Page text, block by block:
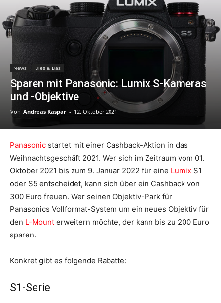
News Dies & Das
Sparen mit Panasonic: Lumix S-Kameras
und -Objektive
Von Andreas Kaspar - 12. Oktober 2021
Panasonic startet mit einer Cashback-Aktion in das
Weihnachtsgeschäft 2021. Wer sich im Zeitraum vom 01.
Oktober 2021 bis zum 9. Januar 2022 für eine Lumix S1
oder S5 entscheidet, kann sich über ein Cashback von
300 Euro freuen. Wer seinen Objektiv-Park für
Panasonics Vollformat-System um ein neues Objektiv für
den L-Mount erweitern möchte, der kann bis zu 200 Euro
sparen.
Konkret gibt es folgende Rabatte:
S1-Serie